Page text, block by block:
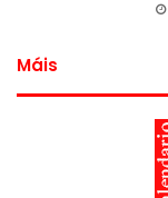
Máis